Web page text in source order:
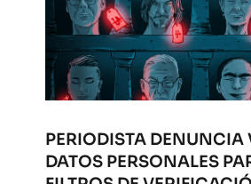
PERIODISTA DENUNCIA
DATOS PERSONALES